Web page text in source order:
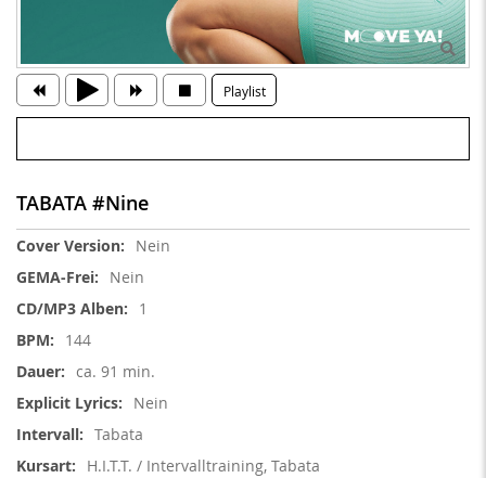
Playlist
TABATA #Nine
Weitere
Nein
Nein
1
144
ca. 91 min.
Nein
Tabata
H.I.T.T. / Intervalltraining, Tabata